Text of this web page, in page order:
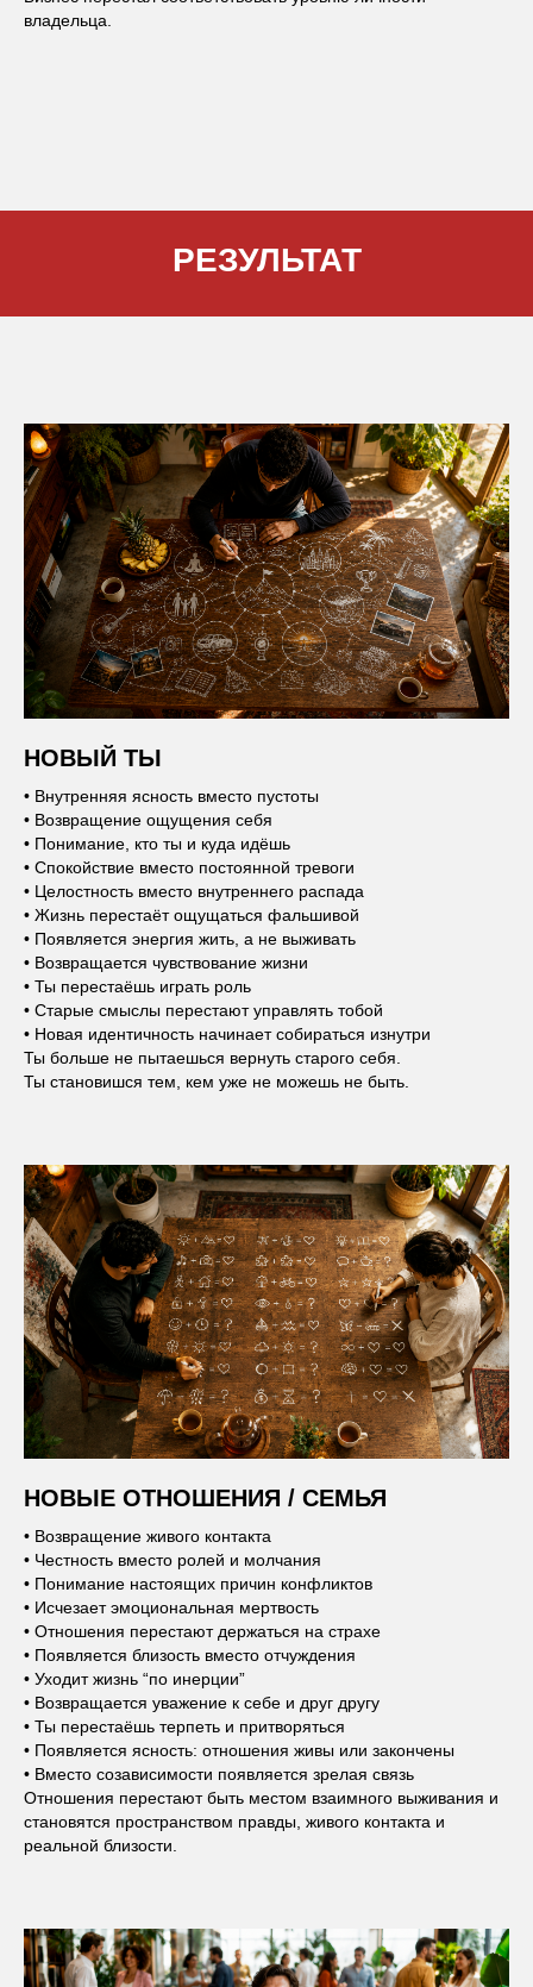
владельца.
РЕЗУЛЬТАТ
НОВЫЙ ТЫ
• Внутренняя ясность вместо пустоты
• Возвращение ощущения себя
• Понимание, кто ты и куда идёшь
• Спокойствие вместо постоянной тревоги
• Целостность вместо внутреннего распада
• Жизнь перестаёт ощущаться фальшивой
• Появляется энергия жить, а не выживать
• Возвращается чувствование жизни
• Ты перестаёшь играть роль
• Старые смыслы перестают управлять тобой
• Новая идентичность начинает собираться изнутри
Ты больше не пытаешься вернуть старого себя.
Ты становишся тем, кем уже не можешь не быть.
НОВЫЕ ОТНОШЕНИЯ / СЕМЬЯ
• Возвращение живого контакта
• Честность вместо ролей и молчания
• Понимание настоящих причин конфликтов
• Исчезает эмоциональная мертвость
• Отношения перестают держаться на страхе
• Появляется близость вместо отчуждения
• Уходит жизнь “по инерции”
• Возвращается уважение к себе и друг другу
• Ты перестаёшь терпеть и притворяться
• Появляется ясность: отношения живы или закончены
• Вместо созависимости появляется зрелая связь
Отношения перестают быть местом взаимного выживания и
становятся пространством правды, живого контакта и
реальной близости.